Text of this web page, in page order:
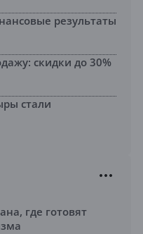
результаты
скидки до 30%
стали
где готовят